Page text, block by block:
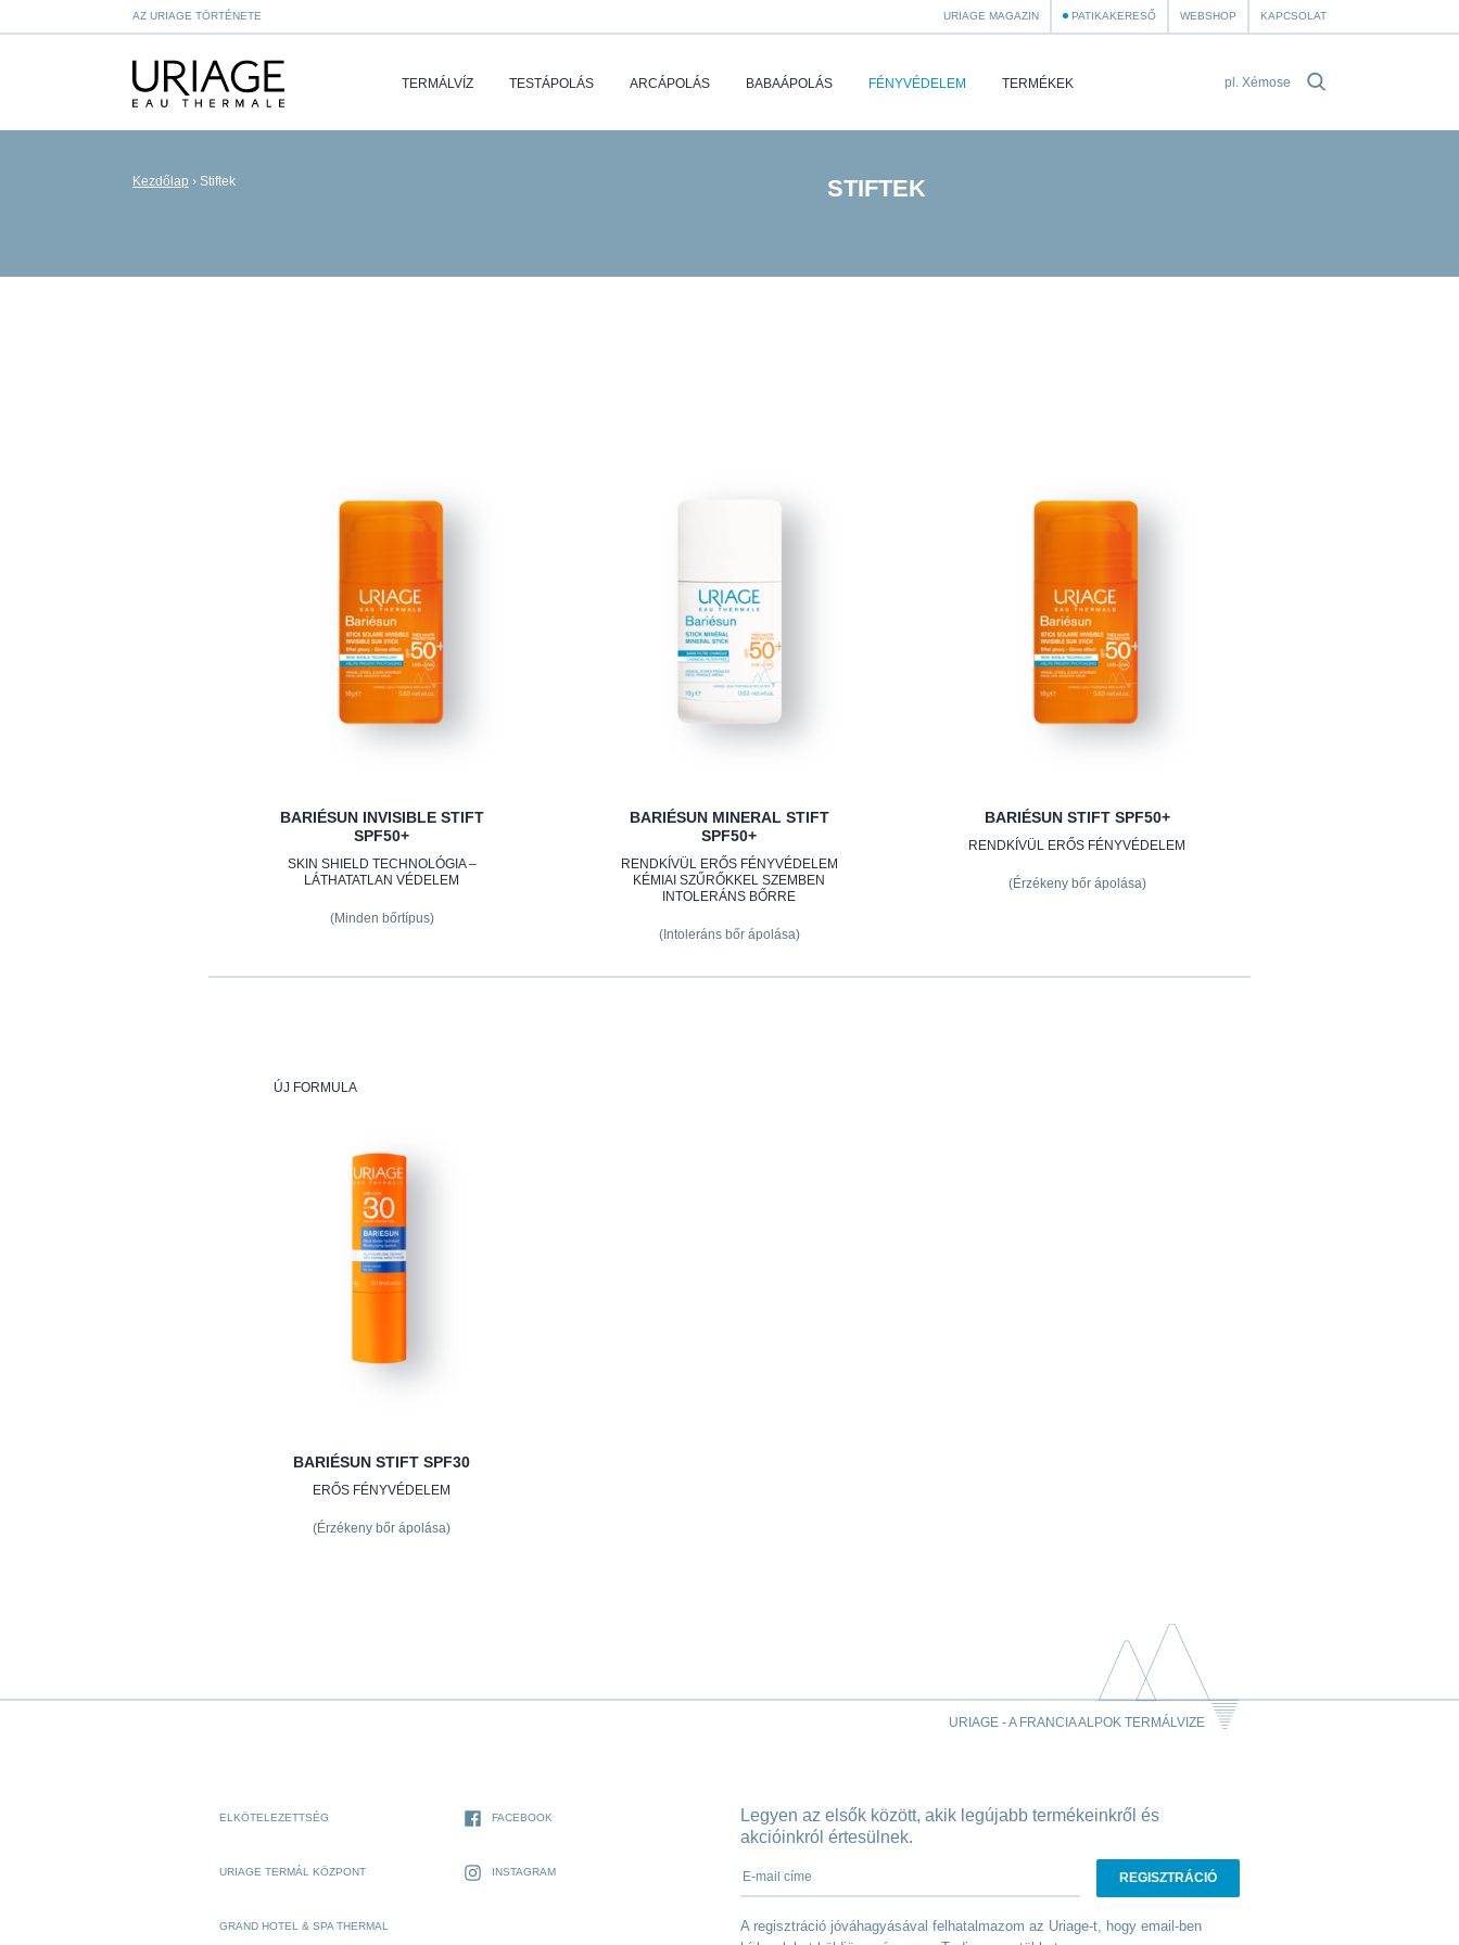
AZ URIAGE TÖRTÉNETE URIAGE MAGAZIN PATIKAKERESŐ WEBSHOP KAPCSOLAT
TERMÁLVÍZ TESTÁPOLÁS ARCÁPOLÁS BABAÁPOLÁS FÉNYVÉDELEM TERMÉKEK
Kezdőlap › Stiftek STIFTEK
BARIÉSUN INVISIBLE STIFT
SPF50+
SKIN SHIELD TECHNOLÓGIA –
LÁTHATATLAN VÉDELEM
(Minden bőrtípus)
BARIÉSUN MINERAL STIFT
SPF50+
RENDKÍVÜL ERŐS FÉNYVÉDELEM
KÉMIAI SZŰRŐKKEL SZEMBEN
INTOLERÁNS BŐRRE
(Intoleráns bőr ápolása)
BARIÉSUN STIFT SPF50+
RENDKÍVÜL ERŐS FÉNYVÉDELEM
(Érzékeny bőr ápolása)
ÚJ FORMULA
BARIÉSUN STIFT SPF30
ERŐS FÉNYVÉDELEM
(Érzékeny bőr ápolása)
URIAGE - A FRANCIA ALPOK TERMÁLVIZE
ELKÖTELEZETTSÉG
URIAGE TERMÁL KÖZPONT
GRAND HOTEL & SPA THERMAL
FACEBOOK
INSTAGRAM
Legyen az elsők között, akik legújabb termékeinkről és
akcióinkról értesülnek.
E-mail címe
A regisztráció jóváhagyásával felhatalmazom az Uriage-t, hogy email-ben